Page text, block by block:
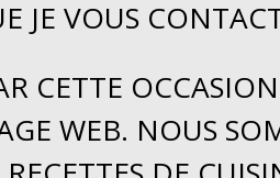
JE VOUS
CETTE
WEB. NOUS